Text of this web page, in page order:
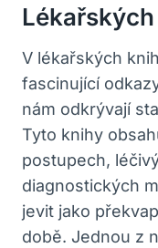
V lékařských
fascinující
nám odkrývají
Tyto knihy
postupech,
diagnostických
jevit jako
době. Jednou z